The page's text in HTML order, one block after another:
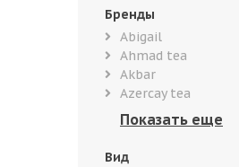
Бренды
Abigail
Ahmad tea
Akbar
Azercay tea
Вид